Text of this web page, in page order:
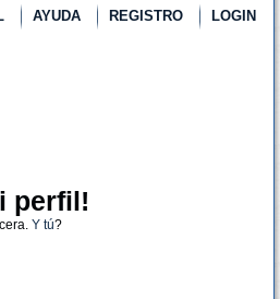
AYUDA REGISTRO LOGIN
perfil!
Y tú?